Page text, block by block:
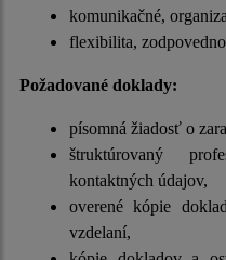
komunikačné,
flexibilita,
Požadované doklady:
písomná žiadosť o
štruktúrovaný
kontaktných údajov,
overené kópie
vzdelaní,